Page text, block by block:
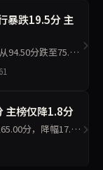
暴跌19.5分 主
94.50分跌至75.00
升至85.26分。仅
61
主榜仅降1.8分
分，降幅17.6
分至94.50分，